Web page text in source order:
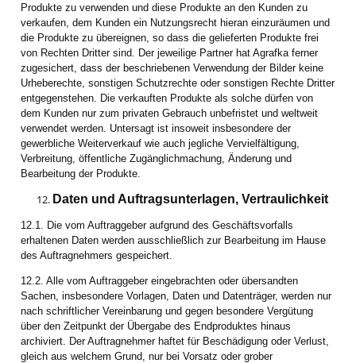
Produkte zu verwenden und diese Produkte an den Kunden zu
verkaufen, dem Kunden ein Nutzungsrecht hieran einzuräumen und
die Produkte zu übereignen, so dass die gelieferten Produkte frei
von Rechten Dritter sind. Der jeweilige Partner hat Agrafka ferner
zugesichert, dass der beschriebenen Verwendung der Bilder keine
Urheberechte, sonstigen Schutzrechte oder sonstigen Rechte Dritter
entgegenstehen. Die verkauften Produkte als solche dürfen von
dem Kunden nur zum privaten Gebrauch unbefristet und weltweit
verwendet werden. Untersagt ist insoweit insbesondere der
gewerbliche Weiterverkauf wie auch jegliche Vervielfältigung,
Verbreitung, öffentliche Zugänglichmachung, Änderung und
Bearbeitung der Produkte.
Daten und Auftragsunterlagen, Vertraulichkeit
12.1. Die vom Auftraggeber aufgrund des Geschäftsvorfalls
erhaltenen Daten werden ausschließlich zur Bearbeitung im Hause
des Auftragnehmers gespeichert.
12.2. Alle vom Auftraggeber eingebrachten oder übersandten
Sachen, insbesondere Vorlagen, Daten und Datenträger, werden nur
nach schriftlicher Vereinbarung und gegen besondere Vergütung
über den Zeitpunkt der Übergabe des Endproduktes hinaus
archiviert. Der Auftragnehmer haftet für Beschädigung oder Verlust,
gleich aus welchem Grund, nur bei Vorsatz oder grober